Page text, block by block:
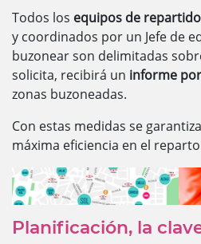
Todos los equipos de
y coordinados por un Jefe de
buzonear son delimitadas
solicita, recibirá un informe
zonas buzoneadas.
Con estas medidas se
máxima eficiencia en el
Planificación, la